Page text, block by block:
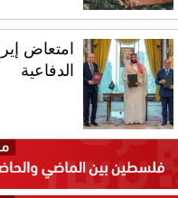
امتعاض
الدفاعية